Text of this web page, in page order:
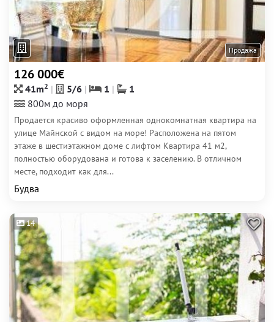
Продажа
126 000€
41m2 5/6 1
1
800м до моря
Продается красиво оформленная однокомнатная квартира на
улице Майнской с видом на море! Расположена на пятом
этаже в шестиэтажном доме с лифтом Квартира 41 м2,
полностью оборудована и готова к заселению. В отличном
месте, подходит как для...
Будва
14